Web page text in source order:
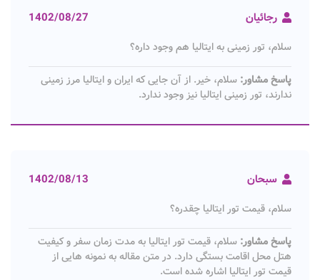
رجائیان 1402/08/27
سلام، تور زمینی به ایتالیا هم وجود داره؟
پاسخ مشاور: سلام، خیر. از آن جایی که ایران و ایتالیا مرز زمینی
ندارند، تور زمینی ایتالیا نیز وجود ندارد.
سبحان 1402/08/13
سلام، قیمت تور ایتالیا چقدره؟
پاسخ مشاور: سلام، قیمت تور ایتالیا به مدت زمان سفر و کیفیت
هتل محل اقامت بستگی دارد. در متن مقاله به نمونه هایی از
قیمت تور ایتالیا اشاره شده است.